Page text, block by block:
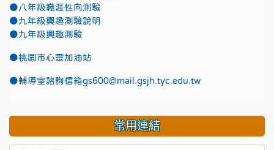
●八年級職涯性向測驗
●九年級興趣測驗說明
●九年級興趣測驗
●桃園市心靈加油站
●輔導室諮詢信箱gs600@mail.gsjh.tyc.edu.tw
常用連結